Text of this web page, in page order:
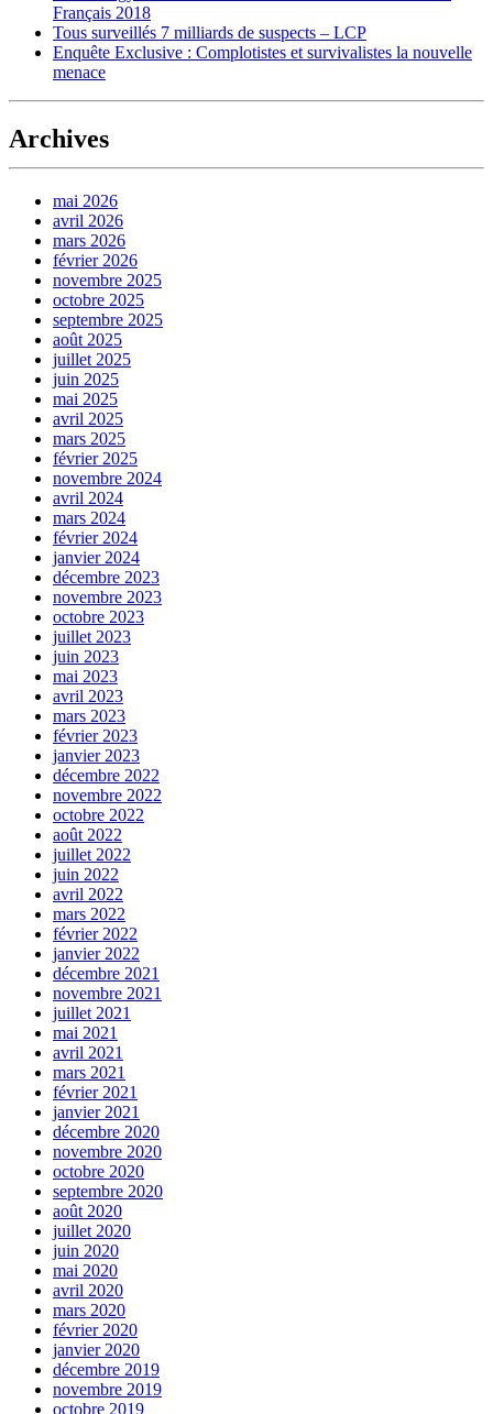
Français 2018
Tous surveillés 7 milliards de suspects – LCP
Enquête Exclusive : Complotistes et survivalistes la nouvelle
menace
Archives
mai 2026
avril 2026
mars 2026
février 2026
novembre 2025
octobre 2025
septembre 2025
août 2025
juillet 2025
juin 2025
mai 2025
avril 2025
mars 2025
février 2025
novembre 2024
avril 2024
mars 2024
février 2024
janvier 2024
décembre 2023
novembre 2023
octobre 2023
juillet 2023
juin 2023
mai 2023
avril 2023
mars 2023
février 2023
janvier 2023
décembre 2022
novembre 2022
octobre 2022
août 2022
juillet 2022
juin 2022
avril 2022
mars 2022
février 2022
janvier 2022
décembre 2021
novembre 2021
juillet 2021
mai 2021
avril 2021
mars 2021
février 2021
janvier 2021
décembre 2020
novembre 2020
octobre 2020
septembre 2020
août 2020
juillet 2020
juin 2020
mai 2020
avril 2020
mars 2020
février 2020
janvier 2020
décembre 2019
novembre 2019
octobre 2019